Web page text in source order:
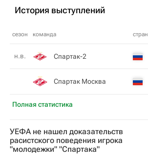
История выступлений
сезон команда
Полная статистика
н.в. Спартак-2
Спартак Москва
УЕФА не нашел доказательств
расистского поведения игрока
"молодежки" "Спартака"